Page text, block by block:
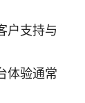
户支持与
体验通常